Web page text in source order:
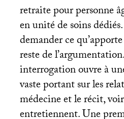
retraite pour personne
en unité de soins
demander ce
reste de
interrogation ouvre à
vaste portant sur les
médecine et le récit,